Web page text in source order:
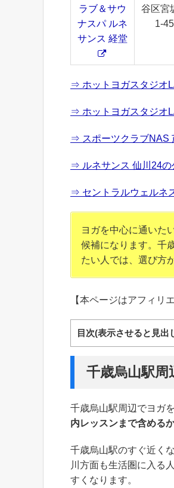
ラブ＆サウ
ナスパ ルネ
サンス 経堂
谷区宮
1-45
⇒ ホットヨガスタジオ
⇒ ホットヨガスタジオ
⇒ スポーツクラブNAS
⇒ ルネサンス 仙川24の
⇒ セントラルウェルネ
ヨガを中心に通いた
候補になります。千
たい人では、選び方
【本ページはアフィリ
目次(表示させると見出
千歳烏山駅
千歳烏山駅周辺でヨガ
内レッスンまで含める
千歳烏山駅のすぐ近く
川方面も生活圏に入る
すくなります。